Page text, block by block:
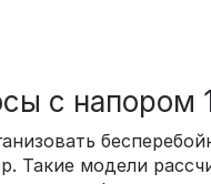
с напором
Такие модели